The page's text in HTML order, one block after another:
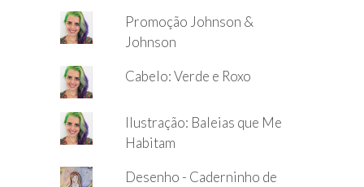
Promoção Johnson &
Johnson
Cabelo: Verde e Roxo
Ilustração: Baleias que Me
Habitam
Desenho - Caderninho de